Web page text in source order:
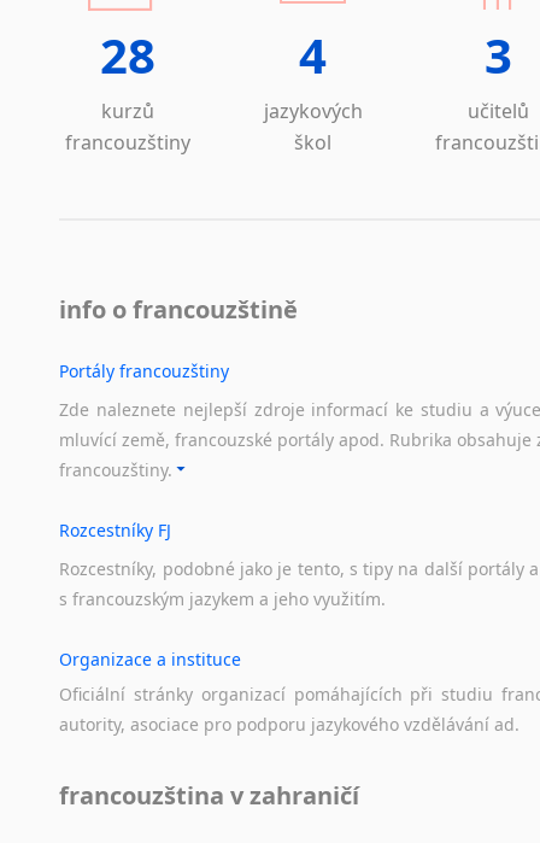
28
kurzů
francouzštiny
4
jazykových
škol
3
učitelů
info o francouzštině
Portály francouzštiny
Zde naleznete nejlepší zdroje informací ke studiu a
mluvící země, francouzské portály apod. Rubrika
francouzštiny.
Rozcestníky FJ
Rozcestníky, podobné jako je tento, s tipy na další portály a
s francouzským jazykem a jeho využitím.
Organizace a instituce
Oficiální stránky organizací pomáhajících při studiu
autority, asociace pro podporu jazykového vzdělávání ad.
francouzština v zahraničí